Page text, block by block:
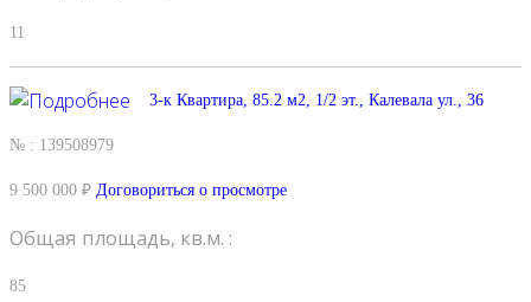
11
3-к Квартира, 85.2 м2, 1/2 эт., Калевала ул., 36
№ : 139508979
9 500 000 ₽ Договориться о просмотре
Общая площадь, кв.м. :
85